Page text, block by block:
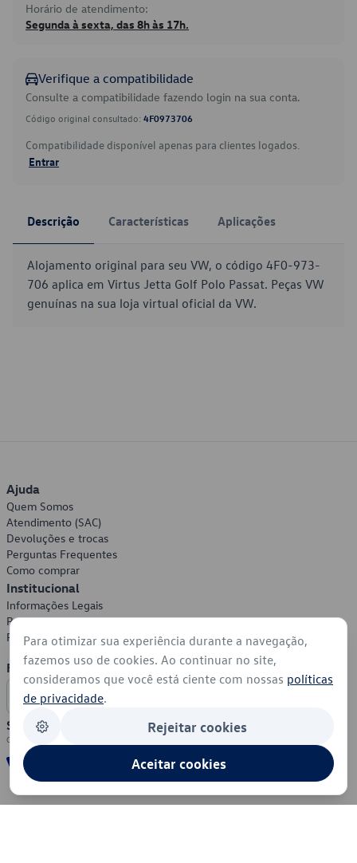
Horário de atendimento:
Segunda à sexta, das 8h às 17h.
Verifique a compatibilidade
Consulte a compatibilidade fazendo login na sua conta.
Código original consultado: 4F0973706
Compatibilidade disponível apenas para clientes logados.
Entrar
Descrição Características Aplicações
Alojamento original para seu VW, o código 4F0-973-
706 aplica em Virtus Jetta Golf Polo Passat. Peças VW
genuínas na sua loja virtual oficial da VW.
Ajuda
Quem Somos
Atendimento (SAC)
Devoluções e trocas
Perguntas Frequentes
Como comprar
Institucional
Informações Legais
Política de Privacidade
Política de Cookies
Formas de Pagamento
Segurança
Para otimizar sua experiência durante a navegação,
fazemos uso de cookies. Ao continuar no site,
consideramos que você está ciente com nossas políticas
de privacidade.
Rejeitar cookies
Aceitar cookies